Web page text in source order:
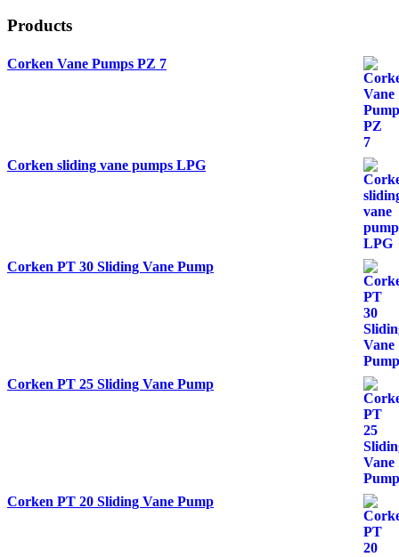
Products
Corken Vane Pumps PZ 7
Corken sliding vane pumps LPG
Corken PT 30 Sliding Vane Pump
Corken PT 25 Sliding Vane Pump
Corken PT 20 Sliding Vane Pump